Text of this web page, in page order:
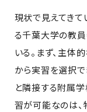
現状で見えてき
る千葉大学の教
いる。まず、主体
から実習を選択
と隣接する附属
習が可能なのは